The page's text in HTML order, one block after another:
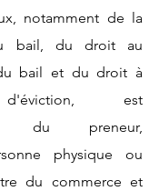
notamment de la
bail, du droit au
bail et du droit à
est
du preneur,
physique ou
du commerce et